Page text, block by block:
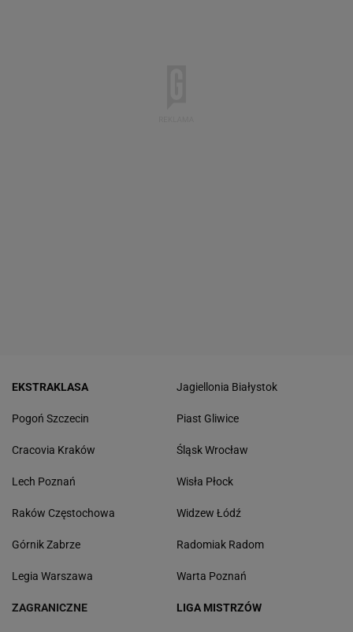
EKSTRAKLASA
Pogoń Szczecin
Cracovia Kraków
Lech Poznań
Raków Częstochowa
Górnik Zabrze
Legia Warszawa
Jagiellonia Białystok
Piast Gliwice
Śląsk Wrocław
Wisła Płock
Widzew Łódź
Radomiak Radom
Warta Poznań
ZAGRANICZNE LIGA MISTRZÓW